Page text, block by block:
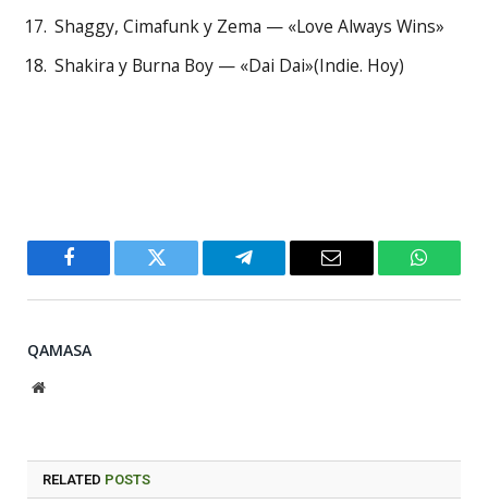
Shaggy, Cimafunk y Zema — «Love Always Wins»
Shakira y Burna Boy — «Dai Dai»(Indie. Hoy)
Facebook Twitter Telegram Email
QAMASA
Website
RELATED POSTS